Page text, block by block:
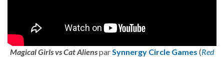
Magical Girls vs Cat Alienspar Synnergy Circle Games (Red